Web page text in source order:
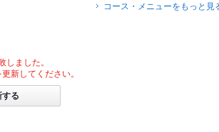
コース・メニューをもっと見
しました。
新してください。
する